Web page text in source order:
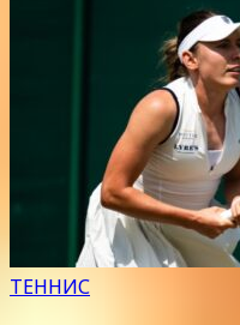
ТЕННИС